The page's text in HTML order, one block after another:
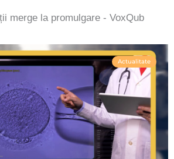
merge la promulgare - VoxQub
Actualitate